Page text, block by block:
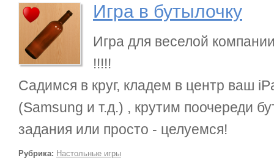
Игра в бутылочку
Игра для веселой
!!!!!
Садимся в круг, кладем в центр ваш
(Samsung и т.д.) , крутим поочереди
задания или просто - целуемся!
Рубрика: Настольные игры